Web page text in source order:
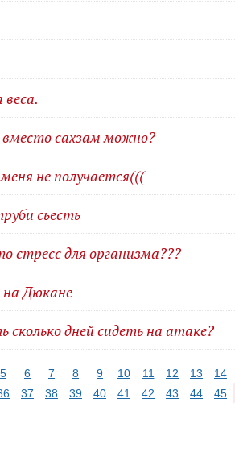
сахзам можно?
не получается(((
сьесть
стресс для организма???
Дюкане
сколько дней сидеть на атаке?
5 6 7 8 9 10 11 12 13
14
37 38 39 40 41 42 43 44 45